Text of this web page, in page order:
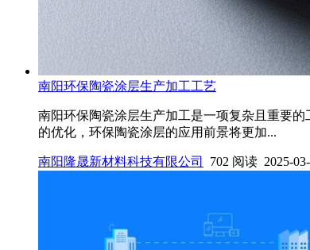
南阳环保陶瓷涂层生产加工工艺
南阳环保陶瓷涂层生产加工是一项复杂且重要
的优化，环保陶瓷涂层的应用前景将更加...
南阳隆晟新材料科技有限公司 702 阅读 2025-